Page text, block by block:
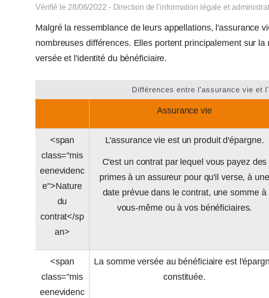
Vérifié le 28/06/2022 - Direction de l'information légale et
Malgré la ressemblance de leurs appellations, l'assurance
nombreuses différences. Elles portent principalement sur
versée et l'identité du bénéficiaire.
Différences entre l'assurance vie et
Assurance vie
<span
class="mis
eenevidenc
e">Nature
du
contrat</sp
an>
L'assurance vie est un produit d'épargne.
C'est un contrat par lequel vous payez des
primes à un assureur pour qu'il verse, à une
date prévue dans le contrat, une somme à
vous-même ou à vos bénéficiaires.
<span
class="mis
eenevidenc
La somme versée au bénéficiaire est
constituée.